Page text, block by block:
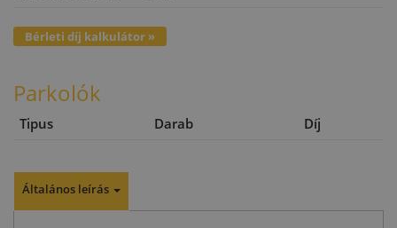
Bérleti díj kalkulátor »
Parkolók
Tipus Darab Díj
Általános leírás